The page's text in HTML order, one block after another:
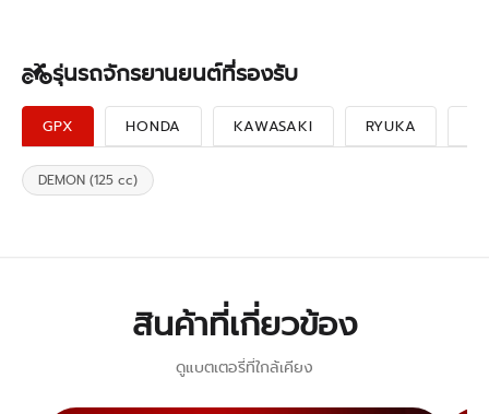
รุ่นรถจักรยานยนต์ที่รองรับ
GPX HONDA KAWASAKI RYUKA
DEMON (125 cc)
สินค้าที่เกี่ยวข้อง
ดูแบตเตอรี่ที่ใกล้เคียง